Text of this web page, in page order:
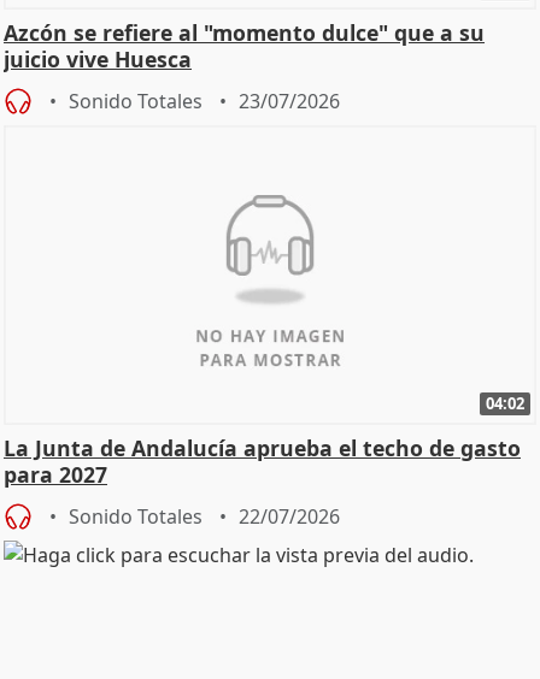
Azcón se refiere al "momento dulce" que a su
juicio vive Huesca
Sonido Totales 23/07/2026
04:02
La Junta de Andalucía aprueba el techo de gasto
para 2027
Sonido Totales 22/07/2026